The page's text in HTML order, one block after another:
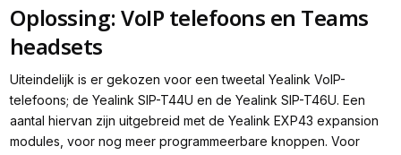
Oplossing: VoIP telefoons en Teams
headsets
Uiteindelijk is er gekozen voor een tweetal Yealink VoIP-
telefoons; de Yealink SIP-T44U en de Yealink SIP-T46U. Een
aantal hiervan zijn uitgebreid met de Yealink EXP43 expansion
modules, voor nog meer programmeerbare knoppen. Voor